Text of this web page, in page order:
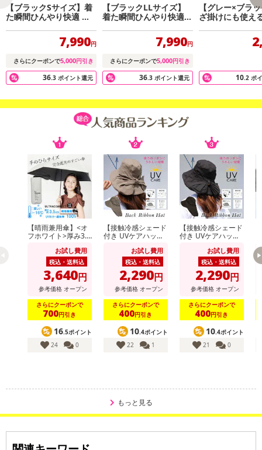
【ブラックSサイズ】着
た瞬間ひんやり快適 シ
7,990円
さらにクーポンで5,000円引き
36.3 ポイント還元
【ブラックLLサイズ】
着た瞬間ひんやり快適
7,990円
さらにクーポンで5,000円引き
36.3 ポイント還元
【グレー×ブラ
ざ掛けにも使え
10.2 ポ
【晴雨兼用傘】<オ
フホワイト>厚み3.5
ズUVカット100％マ
イナス16度
お試し費用
税込・送料込
3,640円
参考価格 オープン
さらにクーポンで
700円引き
16.5ポイント
24
0
【接触冷感シェード
付き UVケアハッ
ご紐つきのおしゃれ
なツバ広リボンハッ
お試し費用
税込・送料込
2,290円
参考価格 オープン
さらにクーポンで
400円引き
10.4ポイント
22
1
【接触冷感シェード
付き UVケアハッ
ご紐つきのおしゃれ
なツバ広リボンハッ
お試し費用
税込・送料込
2,290円
参考価格 オープン
さらにクーポンで
400円引き
10.4ポイント
21
0
もっと見る